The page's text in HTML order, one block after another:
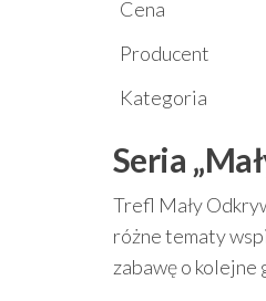
Cena
Producent
Kategoria
Seria
Trefl Mały
różne tematy
zabawę o